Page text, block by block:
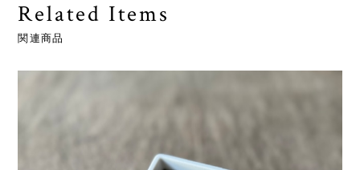
Related Items
関連商品